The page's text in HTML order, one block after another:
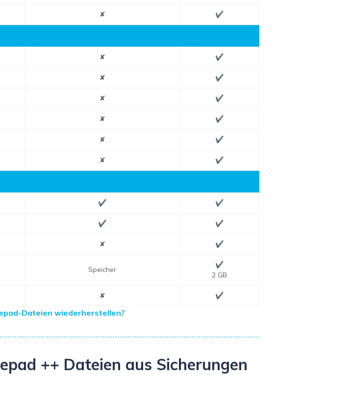
✘ ✔
✘ ✔
✘ ✔
✘ ✔
✘ ✔
✘ ✔
✘ ✔
✔ ✔
✔ ✔
✘ ✔
Speicher
✔
2 GB
✘ ✔
Dateien wiederherstellen?
++ Dateien aus Sicherungen